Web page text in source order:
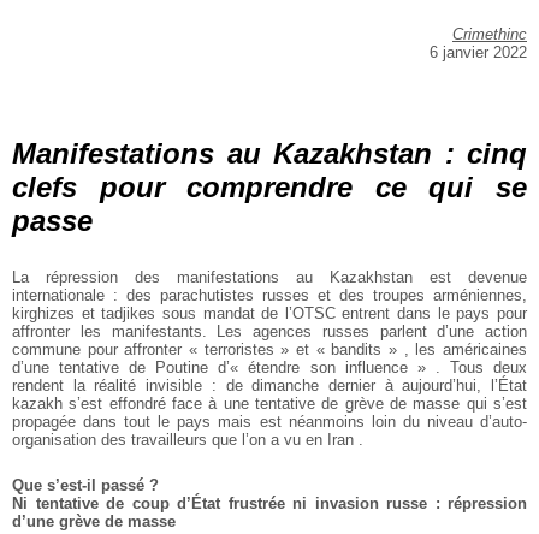
Crimethinc
6 janvier 2022
Manifestations au Kazakhstan : cinq
clefs pour comprendre ce qui se
passe
La répression des manifestations au Kazakhstan est devenue
internationale : des parachutistes russes et des troupes arméniennes,
kirghizes et tadjikes sous mandat de l’OTSC entrent dans le pays pour
affronter les manifestants. Les agences russes parlent d’une action
commune pour affronter « terroristes » et « bandits » , les américaines
d’une tentative de Poutine d’« étendre son influence » . Tous deux
rendent la réalité invisible : de dimanche dernier à aujourd’hui, l’État
kazakh s’est effondré face à une tentative de grève de masse qui s’est
propagée dans tout le pays mais est néanmoins loin du niveau d’auto-
organisation des travailleurs que l’on a vu en Iran .
Que s’est-il passé ?
Ni tentative de coup d’État frustrée ni invasion russe : répression
d’une grève de masse